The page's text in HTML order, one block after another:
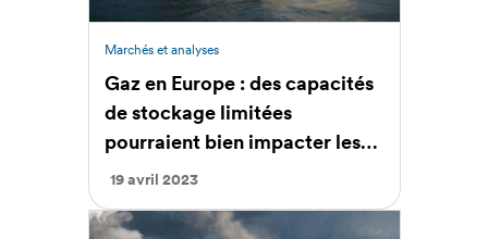
Marchés et analyses
Gaz en Europe : des capacités
de stockage limitées
pourraient bien impacter les
prix en 2023.
19 avril 2023